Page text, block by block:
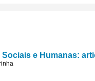
e Humanas: